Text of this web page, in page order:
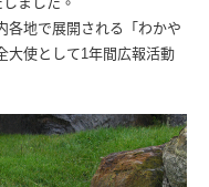
各地で展開される「わかや
大使として1年間広報活動